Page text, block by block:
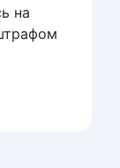
на